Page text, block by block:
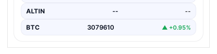
ALTIN -- --
BTC 3079610 ▲ +0.95%